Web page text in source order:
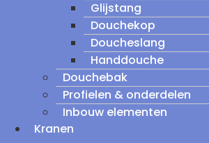
Glijstang
Douchekop
Doucheslang
Handdouche
Douchebak
Profielen & onderdelen
Inbouw elementen
Kranen